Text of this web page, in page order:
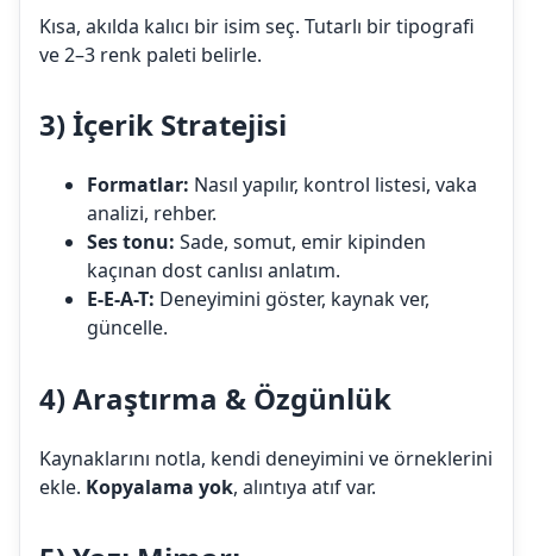
Kısa, akılda kalıcı bir isim seç. Tutarlı bir tipografi
ve 2–3 renk paleti belirle.
3) İçerik Stratejisi
Formatlar: Nasıl yapılır, kontrol listesi, vaka
analizi, rehber.
Ses tonu: Sade, somut, emir kipinden
kaçınan dost canlısı anlatım.
E-E-A-T: Deneyimini göster, kaynak ver,
güncelle.
4) Araştırma & Özgünlük
Kaynaklarını notla, kendi deneyimini ve örneklerini
ekle. Kopyalama yok, alıntıya atıf var.